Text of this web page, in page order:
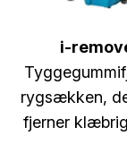
i-
rygsækken,
fjerner